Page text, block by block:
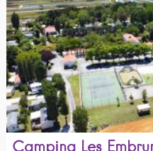
Camping Les